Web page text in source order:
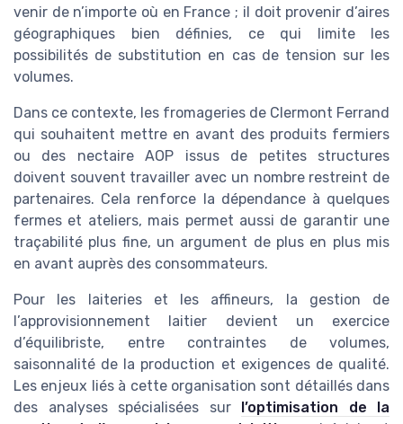
venir de n’importe où en France ; il doit provenir d’aires
géographiques bien définies, ce qui limite les
possibilités de substitution en cas de tension sur les
volumes.
Dans ce contexte, les fromageries de Clermont Ferrand
qui souhaitent mettre en avant des produits fermiers
ou des nectaire AOP issus de petites structures
doivent souvent travailler avec un nombre restreint de
partenaires. Cela renforce la dépendance à quelques
fermes et ateliers, mais permet aussi de garantir une
traçabilité plus fine, un argument de plus en plus mis
en avant auprès des consommateurs.
Pour les laiteries et les affineurs, la gestion de
l’approvisionnement laitier devient un exercice
d’équilibriste, entre contraintes de volumes,
saisonnalité de la production et exigences de qualité.
Les enjeux liés à cette organisation sont détaillés dans
des analyses spécialisées sur l’optimisation de la